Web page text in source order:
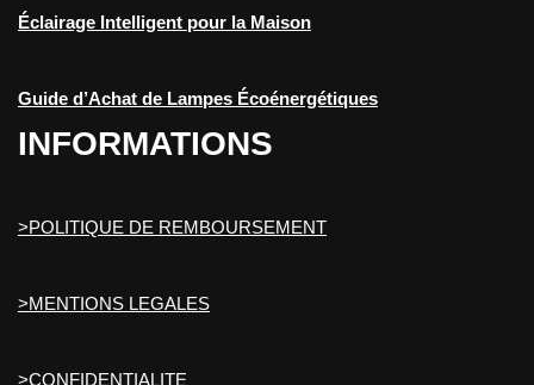
Éclairage Intelligent pour la Maison
Guide d’Achat de Lampes Écoénergétiques
INFORMATIONS
>POLITIQUE DE REMBOURSEMENT
>MENTIONS LEGALES
>CONFIDENTIALITE